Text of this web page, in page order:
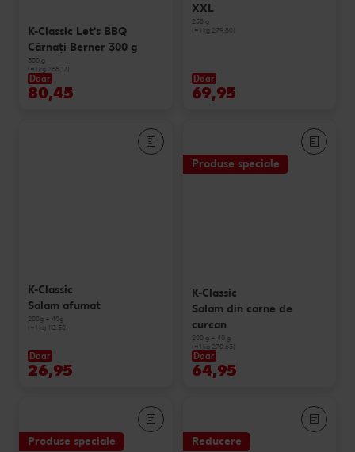
K-Classic Let's BBQ
Cârnaţi Berner 300 g
300 g
(=1 kg 268.17)
Doar
80,45
XXL
250 g
(=1 kg 279.80)
Doar
69,95
K-Classic
Salam afumat
200g + 40g
(=1 kg 112.30)
Doar
26,95
Produse speciale
K-Classic
Salam din carne de
curcan
200 g + 40 g
(=1 kg 270.63)
Doar
64,95
Produse speciale Reducere